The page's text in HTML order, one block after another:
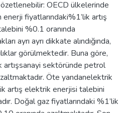
OECD ülkelerinde
fiyatlarındaki%1’lik artış
%0.1 oranında
ayrı ayrı dikkate alındığında,
görülmektedir. Buna göre,
artışsanayi sektöründe petrol
Öte yandanelektrik
artış elektrik enerjisi talebini
Doğal gaz fiyatlarındaki %1’lik